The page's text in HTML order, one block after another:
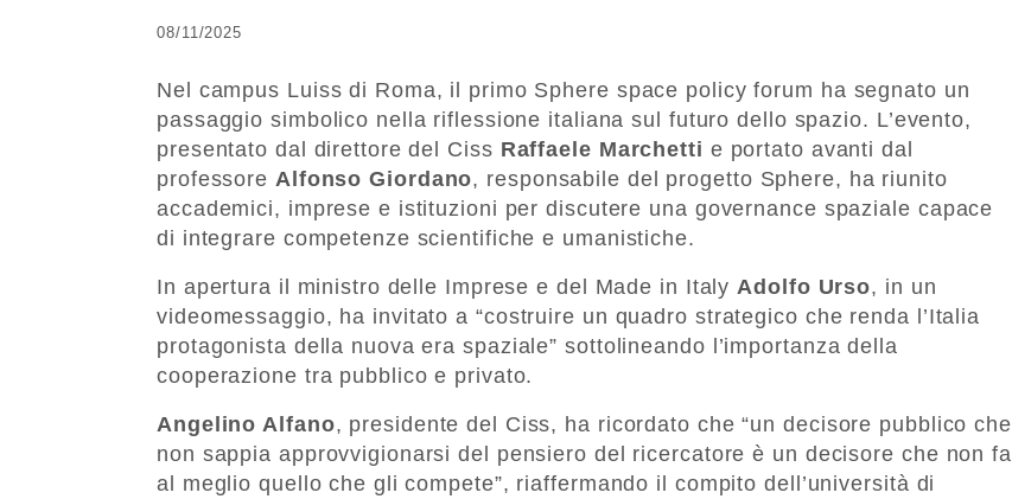
08/11/2025
Nel campus Luiss di Roma, il primo Sphere space policy forum ha segnato un
passaggio simbolico nella riflessione italiana sul futuro dello spazio. L’evento,
presentato dal direttore del Ciss Raffaele Marchetti e portato avanti dal
professore Alfonso Giordano, responsabile del progetto Sphere, ha riunito
accademici, imprese e istituzioni per discutere una governance spaziale capace
di integrare competenze scientifiche e umanistiche.
In apertura il ministro delle Imprese e del Made in Italy Adolfo Urso, in un
videomessaggio, ha invitato a “costruire un quadro strategico che renda l’Italia
protagonista della nuova era spaziale” sottolineando l’importanza della
cooperazione tra pubblico e privato.
Angelino Alfano, presidente del Ciss, ha ricordato che “un decisore pubblico che
non sappia approvvigionarsi del pensiero del ricercatore è un decisore che non fa
al meglio quello che gli compete”, riaffermando il compito dell’università di